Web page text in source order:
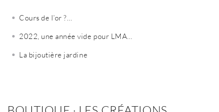
Cours de l’or ?…
2022, une année vide pour LMA…
La bijoutière jardine